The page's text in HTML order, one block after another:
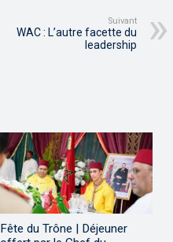
Suivant
WAC : L’autre facette du
leadership
Fête du Trône | Déjeuner